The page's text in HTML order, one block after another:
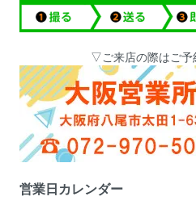
▽ご来店の際はご
営業日カレンダー